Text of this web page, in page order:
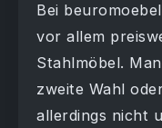
Bei
vor allem
Stahlmöbel.
zweite Wahl
allerdings nicht